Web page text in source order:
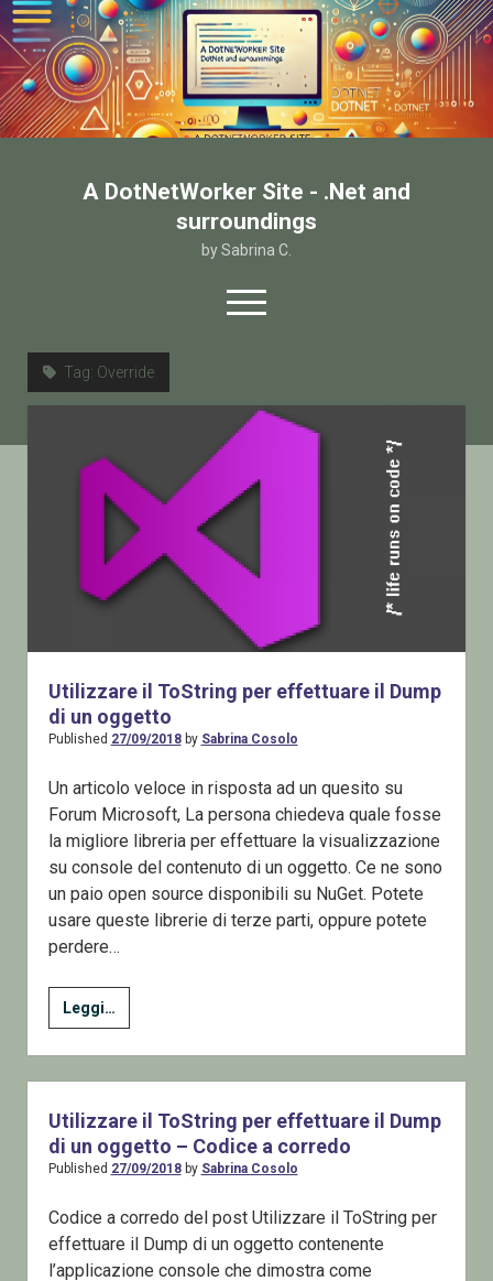
A DotNetWorker Site - .Net and
surroundings
by Sabrina C.
open
menu
Home
Chi sono
Contatto
Tag: Override
Utilizzare il ToString per effettuare il Dump
di un oggetto
Published 27/09/2018by Sabrina Cosolo
Un articolo veloce in risposta ad un quesito su
Forum Microsoft, La persona chiedeva quale fosse
la migliore libreria per effettuare la visualizzazione
su console del contenuto di un oggetto. Ce ne sono
un paio open source disponibili su NuGet. Potete
usare queste librerie di terze parti, oppure potete
perdere…
Leggi…Utilizzare
il
ToString
per
effettuare
il
Dump
un
oggetto
Utilizzare il ToString per effettuare il Dump
di un oggetto – Codice a corredo
Published 27/09/2018by Sabrina Cosolo
Codice a corredo del post Utilizzare il ToString per
effettuare il Dump di un oggetto contenente
l’applicazione console che dimostra come